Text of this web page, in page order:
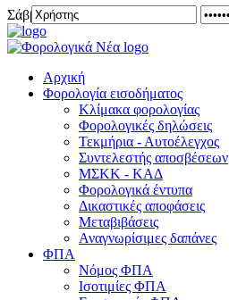
Σάββατο 08 Αυγούστου 2026
Αρχική
Φορολογία εισοδήματος
Κλίμακα φορολογίας
Φορολογικές δηλώσεις
Τεκμήρια - Αυτοέλεγχος
Συντελεστής αποσβέσεων
ΜΣKΚ - ΚΑΔ
Φορολογικά έντυπα
Δικαστικές αποφάσεις
Μεταβιβάσεις
Αναγνωρίσιμες δαπάνες
ΦΠΑ
Νόμος ΦΠΑ
Ισοτιμίες ΦΠΑ